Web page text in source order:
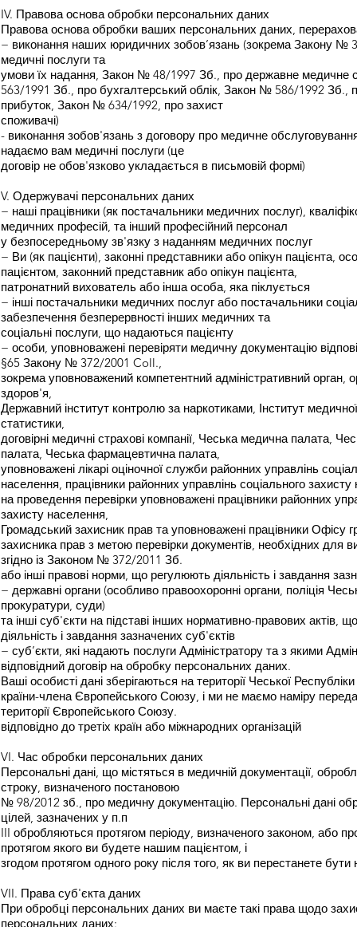
IV. Правова основа обробки персональних даних
Правова основа обробки ваших персональних даних,
− виконання наших юридичних зобов’язань (зокрема Закону №
медичні послуги та
умови їх надання, Закон № 48/1997 Зб., про державне медичне
563/1991 Зб., про бухгалтерський облік, Закон № 586/1992 Зб.,
прибуток, Закон № 634/1992, про захист
споживачі)
- виконання зобов'язань з договору про медичне
надаємо вам медичні послуги (це
договір не обов'язково укладається в письмовій формі)
V. Одержувачі персональних даних
− наші працівники (як постачальники медичних послуг),
медичних професій, та інший професійний персонал
у безпосередньому зв'язку з наданням медичних послуг
− Ви (як пацієнти), законні представники або опікун пацієнта,
пацієнтом, законний представник або опікун пацієнта,
патронатний вихователь або інша особа, яка піклується
− інші постачальники медичних послуг або постачальники
забезпечення безперервності інших медичних та
соціальні послуги, що надаються пацієнту
− особи, уповноважені перевіряти медичну документацію
§65 Закону № 372/2001 Coll.,
зокрема уповноважений компетентний адміністративний орган,
здоров'я,
Державний інститут контролю за наркотиками, Інститут
статистики,
договірні медичні страхові компанії, Чеська медична палата,
палата, Чеська фармацевтична палата,
уповноважені лікарі оціночної служби районних управлінь
населення, працівники районних управлінь соціального
на проведення перевірки уповноважені працівники районних
захисту населення,
Громадський захисник прав та уповноважені працівники Офісу
захисника прав з метою перевірки документів, необхідних для
згідно із Законом № 372/2011 Зб.
або інші правові норми, що регулюють діяльність і завдання
− державні органи (особливо правоохоронні органи, поліція
прокуратури, суди)
та інші суб'єкти на підставі інших нормативно-правових актів,
діяльність і завдання зазначених суб'єктів
− суб’єкти, які надають послуги Адміністратору та з якими
відповідний договір на обробку персональних даних.
Ваші особисті дані зберігаються на території Чеської
країни-члена Європейського Союзу, і ми не маємо наміру
території Європейського Союзу.
відповідно до третіх країн або міжнародних організацій
VI. Час обробки персональних даних
Персональні дані, що містяться в медичній документації,
строку, визначеного постановою
№ 98/2012 зб., про медичну документацію. Персональні дані
цілей, зазначених у п.п
III обробляються протягом періоду, визначеного законом, або
протягом якого ви будете нашим пацієнтом, і
згодом протягом одного року після того, як ви перестанете
VII. Права суб'єкта даних
При обробці персональних даних ви маєте такі права щодо
персональних даних: